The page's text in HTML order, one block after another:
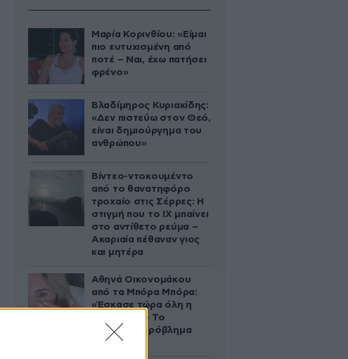
Μαρία Κορινθίου: «Είμαι
πιο ευτυχισμένη από
ποτέ – Ναι, έχω πατήσει
φρένο»
Βλαδίμηρος Κυριακίδης:
«Δεν πιστεύω στον Θεό,
είναι δημιούργημα του
ανθρώπου»
Βίντεο-ντοκουμέντο
από το θανατηφόρο
τροχαίο στις Σέρρες: Η
στιγμή που το ΙΧ μπαίνει
στο αντίθετο ρεύμα –
Ακαριαία πέθαναν γιος
και μητέρα
Αθηνά Οικονομάκου
από τα Μπόρα Μπόρα:
«Έσκασε τώρα όλη η
κούραση» – Το
απρόοπτο πρόβλημα
υγείας